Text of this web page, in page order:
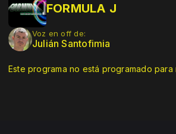
FORMULA J
Voz en off de:
Julián Santofimia
Este programa no está programado para